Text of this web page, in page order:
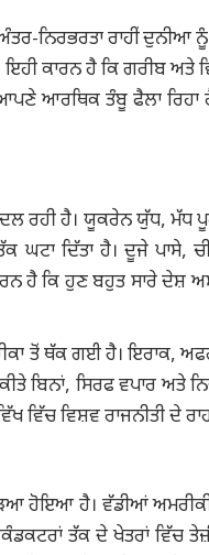
ਨਿਰਭਰਤਾ ਰਾਹੀਂ ਦੁਨੀਆ
ਕਾਰਨ ਹੈ ਕਿ ਗਰੀਬ ਅਤੇ
ਆਪਣੇ ਆਰਥਿਕ ਤੰਬੂ ਫੈਲਾ
ਰਹੀ ਹੈ। ਯੂਕਰੇਨ ਯੁੱਧ, ਮੱਧ
ਘਟਾ ਦਿੱਤਾ ਹੈ। ਦੂਜੇ
ਹੈ ਕਿ ਹੁਣ ਬਹੁਤ ਸਾਰੇ ਦੇਸ਼
ਤੋਂ ਥੱਕ ਗਈ ਹੈ। ਇਰਾਕ,
ਸਿਰਫ ਵਪਾਰ ਅਤੇ
ਵਿੱਚ ਵਿਸ਼ਵ ਰਾਜਨੀਤੀ ਦੇ
ਹੋਇਆ ਹੈ। ਵੱਡੀਆਂ
ਤੱਕ ਦੇ ਖੇਤਰਾਂ ਵਿੱਚ